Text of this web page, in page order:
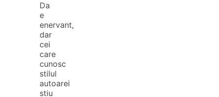
Da
e
enervant,
dar
cei
care
cunosc
stilul
autoarei
stiu